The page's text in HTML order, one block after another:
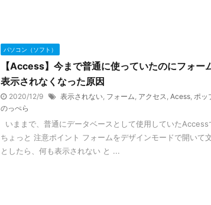
パソコン（ソフト）
【Access】今まで普通に使っていたのにフォー
表示されなくなった原因
2020/12/9 表示されない, フォーム, アクセス, Acess, ポッ
のっぺら
いままで、普通にデータベースとして使用していたAccess
ちょっと 注意ポイント フォームをデザインモードで開いて
としたら、何も表示されない と ...